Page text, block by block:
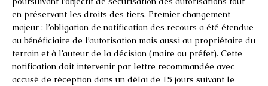
en préservant les droits des tiers. Premier changement
majeur : l’obligation de notification des recours a été étendue
au bénéficiaire de l’autorisation mais aussi au propriétaire du
terrain et à l’auteur de la décision (maire ou préfet). Cette
notification doit intervenir par lettre recommandée avec
accusé de réception dans un délai de 15 jours suivant le